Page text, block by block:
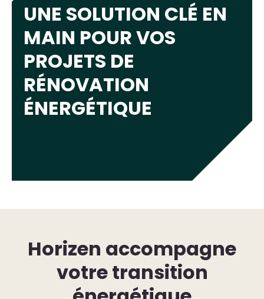
UNE SOLUTION CLÉ EN
MAIN POUR VOS
PROJETS DE
RÉNOVATION
ÉNERGÉTIQUE
Horizen accompagne
votre transition